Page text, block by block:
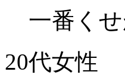
一番く
20代女性